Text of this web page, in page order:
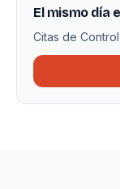
El mismo día
Citas de